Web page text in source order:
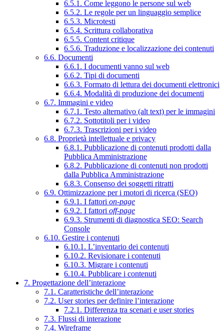
6.5.1. Come leggono le persone sul web
6.5.2. Le regole per un linguaggio semplice
6.5.3. Microtesti
6.5.4. Scrittura collaborativa
6.5.5. Content critique
6.5.6. Traduzione e localizzazione dei contenuti
6.6. Documenti
6.6.1. I documenti vanno sul web
6.6.2. Tipi di documenti
6.6.3. Formato di lettura dei documenti elettronici
6.6.4. Modalità di produzione dei documenti
6.7. Immagini e video
6.7.1. Testo alternativo (alt text) per le immagini
6.7.2. Sottotitoli per i video
6.7.3. Trascrizioni per i video
6.8. Proprietà intellettuale e privacy
6.8.1. Pubblicazione di contenuti prodotti dalla
Pubblica Amministrazione
6.8.2. Pubblicazione di contenuti non prodotti
dalla Pubblica Amministrazione
6.8.3. Consenso dei soggetti ritratti
6.9. Ottimizzazione per i motori di ricerca (SEO)
6.9.1. I fattori on-page
6.9.2. I fattori off-page
6.9.3. Strumenti di diagnostica SEO: Search
Console
6.10. Gestire i contenuti
6.10.1. L’inventario dei contenuti
6.10.2. Revisionare i contenuti
6.10.3. Migrare i contenuti
6.10.4. Pubblicare i contenuti
7. Progettazione dell’interazione
7.1. Caratteristiche dell’interazione
7.2. User stories per definire l’interazione
7.2.1. Differenza tra scenari e user stories
7.3. Flussi di interazione
7.4. Wireframe